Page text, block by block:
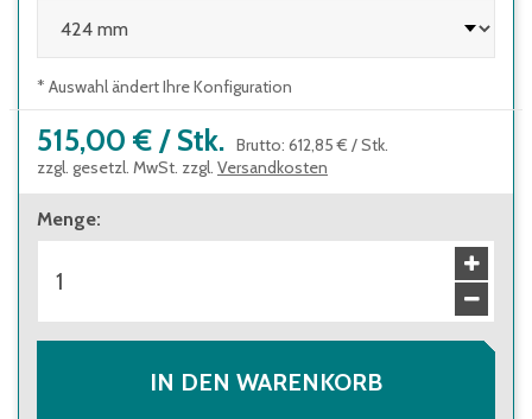
* Auswahl ändert Ihre Konfiguration
515,00 € / Stk. Brutto: 612,85 € /Stk.
zzgl. gesetzl. MwSt. zzgl. Versandkosten
Menge:
IN DEN WARENKORB